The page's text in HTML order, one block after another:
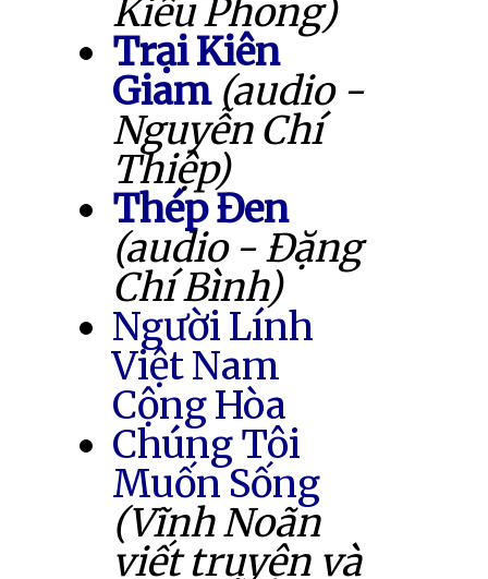
Kiều Phong)
Trại Kiên
Giam (audio -
Nguyễn Chí
Thiệp)
Thép Đen
(audio - Đặng
Chí Bình)
Người Lính
Việt Nam
Cộng Hòa
Chúng Tôi
Muốn Sống
(Vĩnh Noãn
viết truyện và